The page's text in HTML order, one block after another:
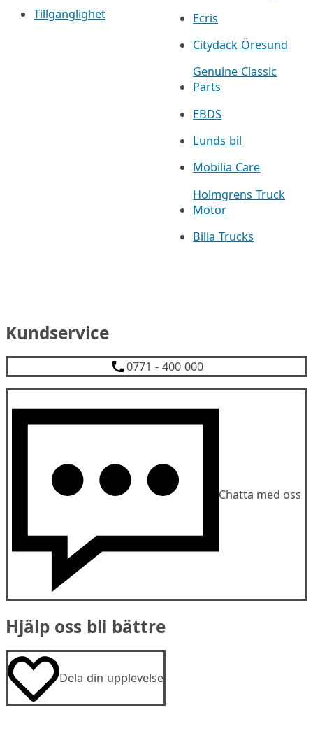
Tillgänglighet
Ecris
Citydäck Öresund
Genuine Classic
Parts
EBDS
Lunds bil
Mobilia Care
Holmgrens Truck
Motor
Bilia Trucks
Kundservice
0771 - 400 000
Chatta med oss
Hjälp oss bli bättre
Dela din upplevelse